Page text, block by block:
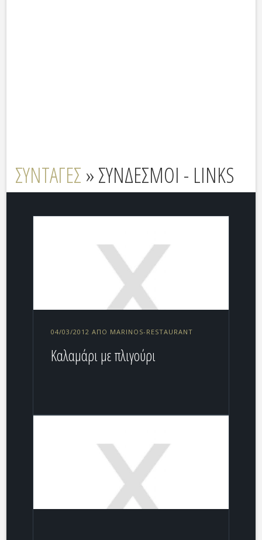
ΣΥΝΤΑΓΕΣ » ΣΥΝΔΕΣΜΟΙ - LINKS
04/03/2012 ΑΠΌ MARINOS-RESTAURANT
Καλαμάρι με πλιγούρι